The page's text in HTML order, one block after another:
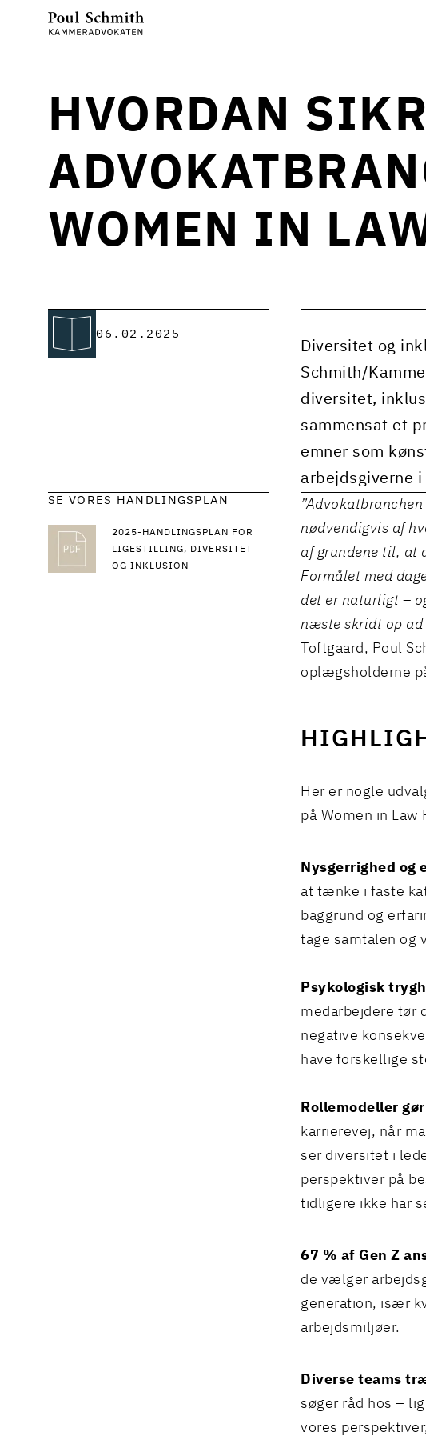
HVORDAN
WOMEN IN
06.02.2025
Diversitet og
Schmith/
diversitet,
sammensat et
emner som
arbejdsgiverne i
SE VORES HANDLINGSPLAN
2025-HANDLINGSPLAN FOR
LIGESTILLING, DIVERSITET
OG INKLUSION
nødvendigvis af
af grundene til, at
Formålet med
det er naturligt –
næste skridt op ad
Toftgaard , Poul
oplægsholderne
Her er nogle
på Women in Law
Nysgerrighed og
at tænke i faste
baggrund og
tage samtalen og
Psykologisk
medarbejdere tør
negative
have forskellige
Rollemodeller
karrierevej, når
ser diversitet i
perspektiver på
tidligere ikke har
67 % af Gen Z
de vælger
generation, især
arbejdsmiljøer.
Diverse teams
søger råd hos –
vores